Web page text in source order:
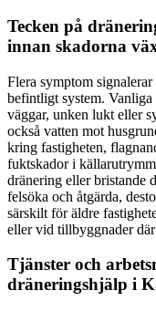
Tecken på
innan skadorna
Flera symptom signalerar
befintligt system.
väggar, unken lukt eller
också vatten mot
kring fastigheten,
fuktskador i
dränering eller bristande
felsöka och åtgärda,
särskilt för äldre
eller vid tillbyggnader
Tjänster och
dräneringshjälp i